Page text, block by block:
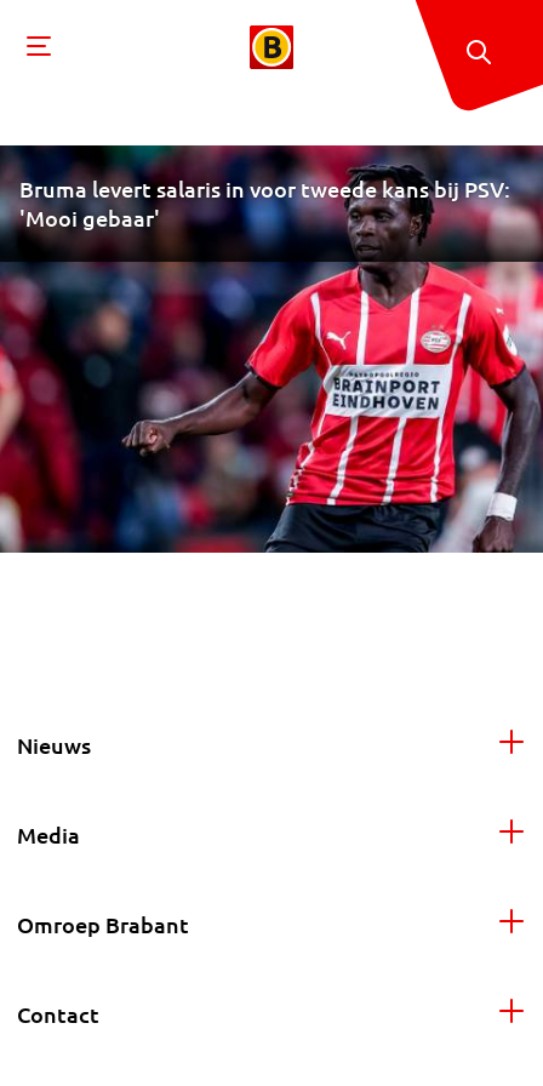
Bruma levert salaris in voor tweede kans bij PSV:
'Mooi gebaar'
Nieuws
Media
Omroep Brabant
Contact